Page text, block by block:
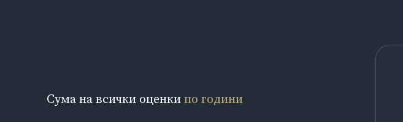
Сума на всички оценкипо години